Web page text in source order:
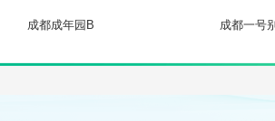
成都成年园B 成都一号